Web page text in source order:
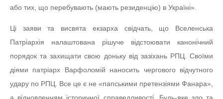
або тих, що перебувають (мають резиденцію) в Україні».
Ці заяви та висвята екзарха свідчать, що Вселенська
Патріархія налаштована рішуче відстоювати канонічний
порядок та захищати свою доньку від зазіхань РПЦ. Своїми
діями патріарх Варфоломій наносить чергового відчутного
удару по РПЦ. Все це є не «папськими претензіями Фанара»,